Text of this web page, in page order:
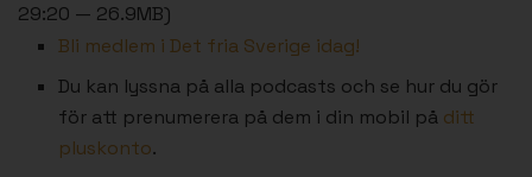
29:20 — 26.9MB)
Bli medlem i Det fria Sverige idag!
Du kan lyssna på alla podcasts och se hur du gör
för att prenumerera på dem i din mobil på ditt
pluskonto.